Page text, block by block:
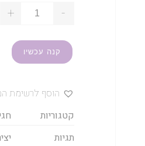
-
+
קנה עכשיו
הוסף לרשימת
קטגוריות
תגיות